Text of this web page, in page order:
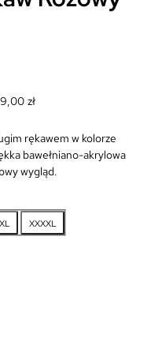
zł
rękawem w kolorze
bawełniano-akrylowa
wygląd.
XL XXXXL